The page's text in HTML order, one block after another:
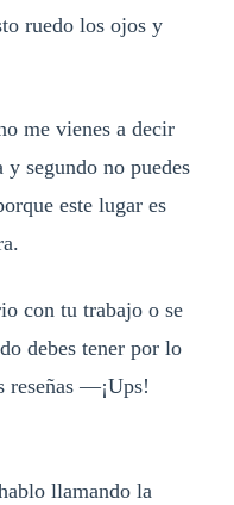
ruedo los ojos y
me vienes a decir
segundo no puedes
este lugar es
con tu trabajo o se
debes tener por lo
reseñas —¡Ups!
llamando la